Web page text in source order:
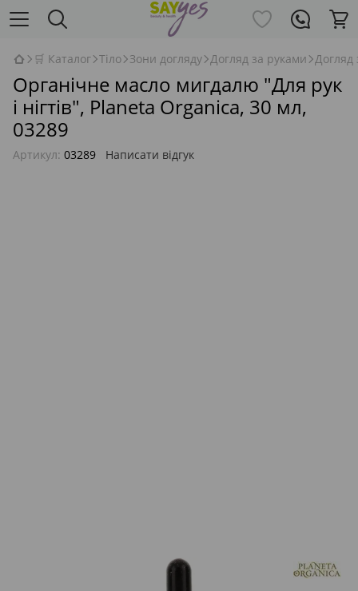
🛒 Каталог Тіло Зони догляду Догляд за руками Догляд
Органічне масло мигдалю "Для рук
і нігтів", Planeta Organica, 30 мл,
03289
Артикул: 03289 Написати відгук